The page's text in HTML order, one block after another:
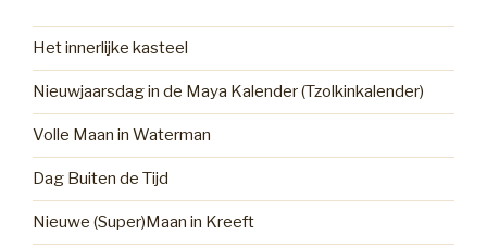
Het innerlijke kasteel
Nieuwjaarsdag in de Maya Kalender (Tzolkinkalender)
Volle Maan in Waterman
Dag Buiten de Tijd
Nieuwe (Super)Maan in Kreeft